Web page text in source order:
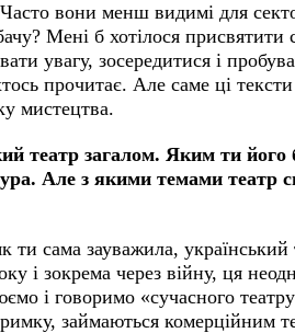
вони менш видимі для
Мені б хотілося присвятити
увагу, зосередитися і
прочитає. Але саме ці
мистецтва.
театр загалом. Яким ти
Але з якими темами театр
сама зауважила,
і зокрема через війну, ця
і говоримо «сучасного
займаються комерційним